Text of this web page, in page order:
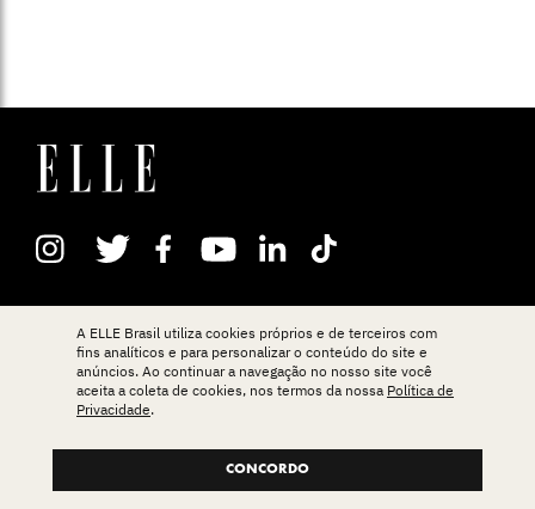
NEWSLETTER
CONTATO
EXPEDIENTE
A ELLE Brasil utiliza cookies próprios e de terceiros com
fins analíticos e para personalizar o conteúdo do site e
anúncios. Ao continuar a navegação no nosso site você
aceita a coleta de cookies, nos termos da nossa Política de
Privacidade.
CONCORDO